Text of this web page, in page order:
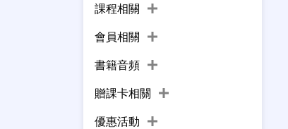
課程相關
會員相關
書籍音頻
贈課卡相關
優惠活動